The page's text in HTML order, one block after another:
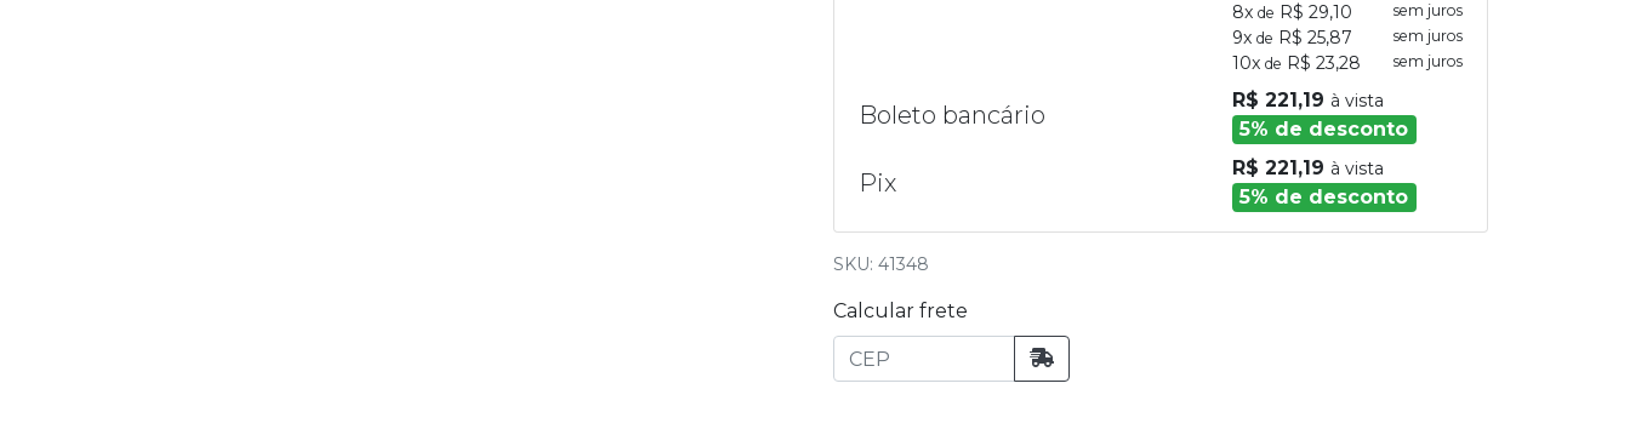
8x de R$ 29,10 sem juros
9x de R$ 25,87 sem juros
10x de R$ 23,28 sem juros
Boleto bancário
R$ 221,19 à vista
5% de desconto
Pix
R$ 221,19 à vista
5% de desconto
SKU: 41348
Calcular frete